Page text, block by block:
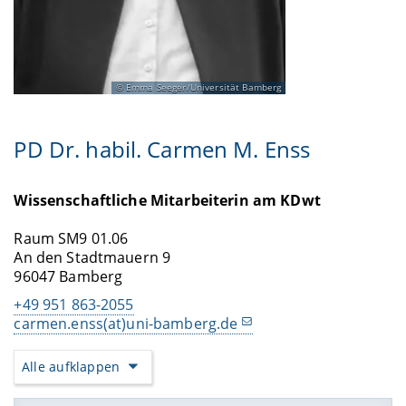
Emma Seeger/Universität Bamberg
PD Dr. habil. Carmen M. Enss
Wissenschaftliche Mitarbeiterin am KDwt
Raum SM9 01.06
An den Stadtmauern 9
96047 Bamberg
+49 951 863-2055
carmen.enss(at)uni-bamberg.de
Alle aufklappen